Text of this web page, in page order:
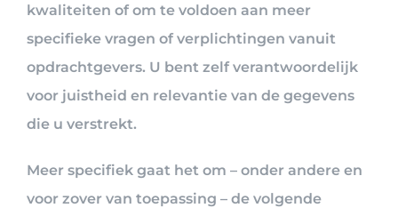
kwaliteiten of om te voldoen aan meer
specifieke vragen of verplichtingen vanuit
opdrachtgevers. U bent zelf verantwoordelijk
voor juistheid en relevantie van de gegevens
die u verstrekt.
Meer specifiek gaat het om – onder andere en
voor zover van toepassing – de volgende